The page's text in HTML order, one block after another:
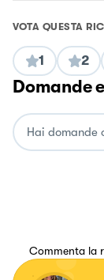
VOTA QUESTA
1 2
Domande
Commenta la